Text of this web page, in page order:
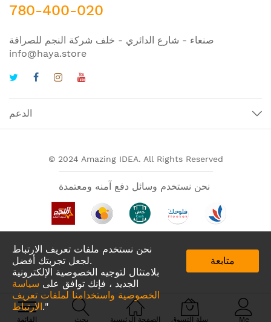
نحن نستخدم ملفات تعريف الارتباط
لجعل تجربتك أفضل.
بلامتثال لتوجيه الخصوصية الإلكترونية
الجديد ، فإنك توافق على سياسة
الخصوصية واستخدامنا لملفات تعريف
الارتباط."
متابعة
القائمة بحث الصفحة الرئيسية سلة التسوق Me
780-400-020
صنعاء - شارع الدائري - خلف شركة النجم للصرافة
info@haya.store
الدعم
© 2024 Amazing IDEA. All Rights Reserved
تطبيقات لدينا في